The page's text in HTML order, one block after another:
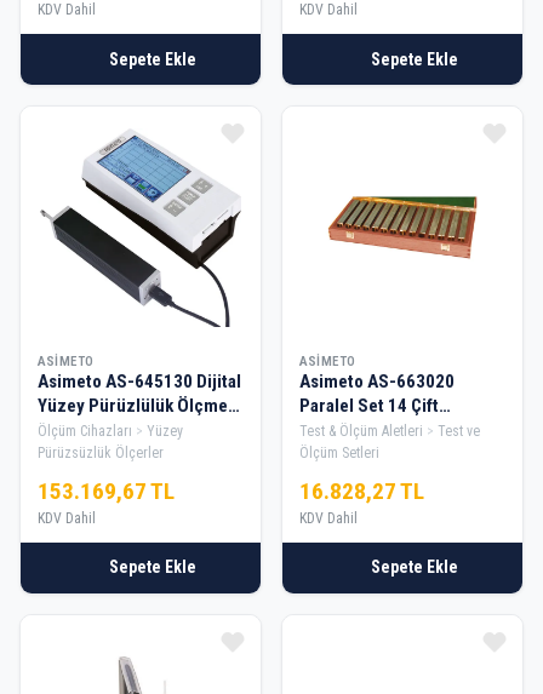
KDV Dahil
Sepete Ekle
KDV Dahil
Sepete Ekle
ASIMETO
Asimeto AS-645130 Dijital
Yüzey Pürüzlülük Ölçme
Cihazı
Ölçüm Cihazları
Yüzey
Pürüzsüzlük Ölçerler
153.169,67 TL
KDV Dahil
Sepete Ekle
ASIMETO
Asimeto AS-663020
Paralel Set 14 Çift
Boy:150Mm Kalınlık:10mm
Test & Ölçüm Aletleri
Test ve
Ölçüm Setleri
16.828,27 TL
KDV Dahil
Sepete Ekle